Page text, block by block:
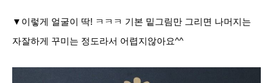
▼이렇게 얼굴이 딱! ㅋㅋㅋ 기본 밑그림만 그리면 나머지는
자잘하게 꾸미는 정도라서 어렵지않아요^^